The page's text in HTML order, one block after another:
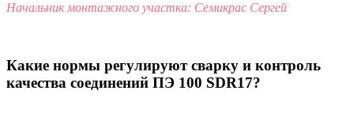
Начальник монтажного участка: Семикрас Сергей
Какие нормы регулируют сварку и контроль
качества соединений ПЭ 100 SDR17?